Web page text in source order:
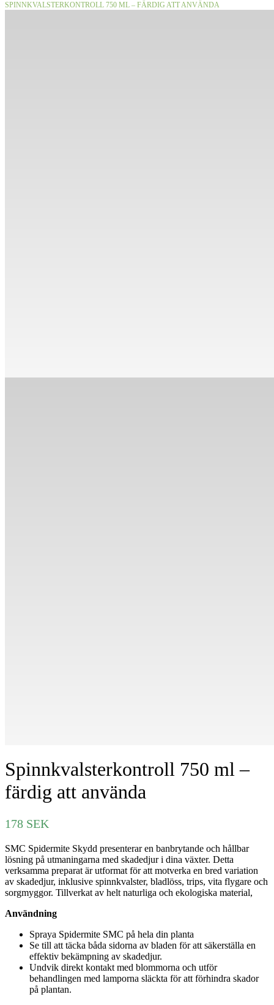
SPINNKVALSTERKONTROLL 750 ML – FÄRDIG ATT ANVÄNDA
Spinnkvalsterkontroll 750 ml –
färdig att använda
178 SEK
SMC Spidermite Skydd presenterar en banbrytande och hållbar
lösning på utmaningarna med skadedjur i dina växter. Detta
verksamma preparat är utformat för att motverka en bred variation
av skadedjur, inklusive spinnkvalster, bladlöss, trips, vita flygare och
sorgmyggor. Tillverkat av helt naturliga och ekologiska material,
Användning
Spraya Spidermite SMC på hela din planta
Se till att täcka båda sidorna av bladen för att säkerställa en
effektiv bekämpning av skadedjur.
Undvik direkt kontakt med blommorna och utför
behandlingen med lamporna släckta för att förhindra skador
på plantan.